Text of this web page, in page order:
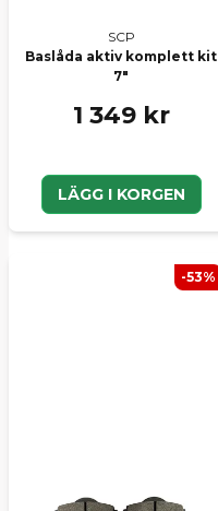
SCP
Baslåda aktiv komplett kit
7"
1 349 kr
LÄGG I KORGEN
-53%